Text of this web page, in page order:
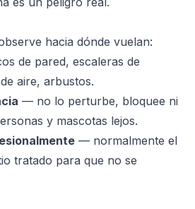
hacia dónde vuelan:
de pared, escaleras de
aire, arbustos.
— no lo perturbe, bloquee ni
y mascotas lejos.
— normalmente el
tratado para que no se